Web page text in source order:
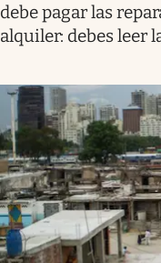
debe pagar las
alquiler: debes leer